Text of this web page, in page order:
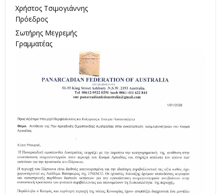
Χρήστος Τσιμογιάννης
Πρόεδρος
Σωτήρης Μεγρεμής
Γραμματέας